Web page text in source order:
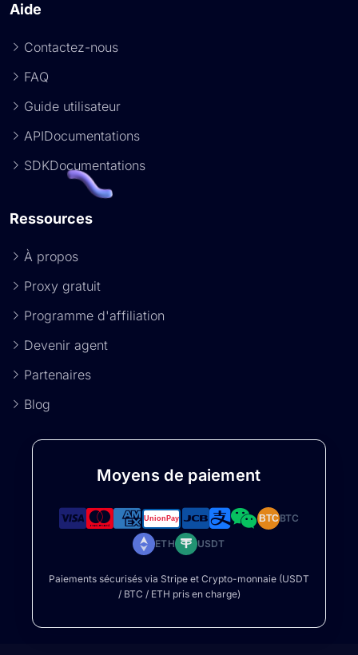
Aide
Contactez-nous
FAQ
Guide utilisateur
APIDocumentations
SDKDocumentations
Ressources
À propos
Proxy gratuit
Programme d'affiliation
Devenir agent
Partenaires
Blog
Moyens de paiement
BTCBTC
ETH USDT
Paiements sécurisés via Stripe et Crypto-monnaie (USDT
/ BTC / ETH pris en charge)